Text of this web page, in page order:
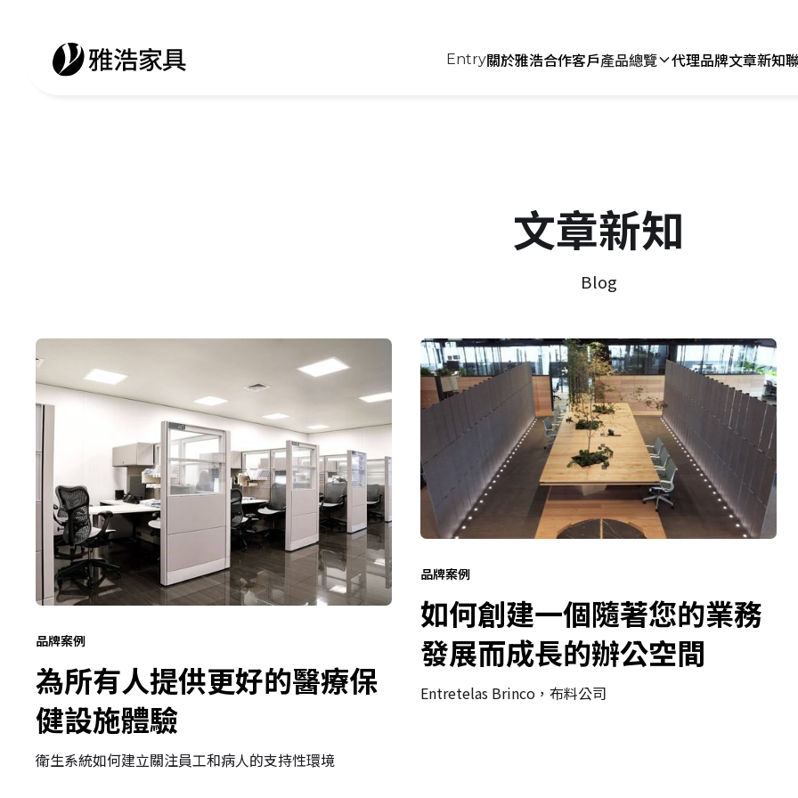
Entry關於雅浩合作客戶產品總覽 代理品牌文章新知
文章新知
Blog
品牌案例
為所有人提供更好的醫療保
健設施體驗
衛生系統如何建立關注員工和病人的支持性環境
品牌案例
如何創建一個隨著您的業務
發展而成長的辦公空間
Entretelas Brinco，布料公司